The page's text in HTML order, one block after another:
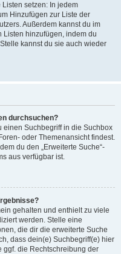
Listen setzen: In jedem
Hinzufügen zur Liste der
Außerdem kannst du im
Listen hinzufügen, indem du
kannst du sie auch wieder
durchsuchen?
einen Suchbegriff in die Suchbox
oder Themenansicht findest.
du den „Erweiterte Suche“-
aus verfügbar ist.
gehalten und enthielt zu viele
werden. Stelle eine
die dir die erweiterte Suche
dass dein(e) Suchbegriff(e) hier
ggf. die Rechtschreibung der